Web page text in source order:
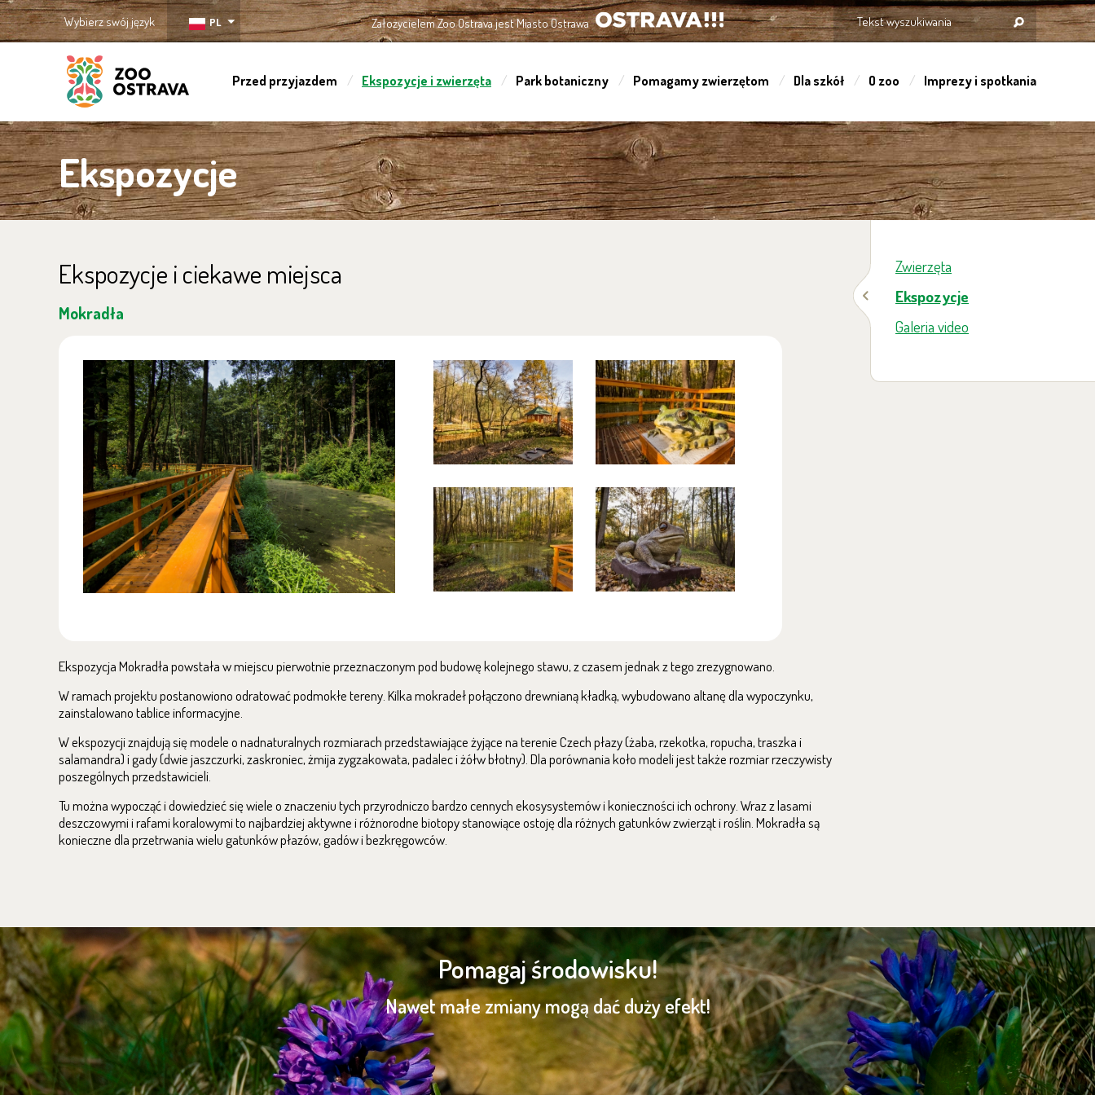
Założycielem Zoo Ostrava jest Miasto Ostrawa
OSTRAVA!!!
Wybierz swój język PL
ZOO Ostrava
Przed przyjazdem Ekspozycje i zwierzęta Park botaniczny Pomagamy zwierzętom Dla szkół O zoo Imprezy i spotkania
Ekspozycje
Ekspozycje i ciekawe miejsca
Mokradła
Ekspozycja Mokradła powstała w miejscu pierwotnie przeznaczonym pod budowę kolejnego stawu, z czasem jednak z tego zrezygnowano.
W ramach projektu postanowiono odratować podmokłe tereny. Kilka mokradeł połączono drewnianą kładką, wybudowano altanę dla wypoczynku,
zainstalowano tablice informacyjne.
W ekspozycji znajdują się modele o nadnaturalnych rozmiarach przedstawiające żyjące na terenie Czech płazy (żaba, rzekotka, ropucha, traszka i
salamandra) i gady (dwie jaszczurki, zaskroniec, żmija zygzakowata, padalec i żółw błotny). Dla porównania koło modeli jest także rozmiar rzeczywisty
poszególnych przedstawicieli.
Tu można wypocząć i dowiedzieć się wiele o znaczeniu tych przyrodniczo bardzo cennych ekosysystemów i konieczności ich ochrony. Wraz z lasami
deszczowymi i rafami koralowymi to najbardziej aktywne i różnorodne biotopy stanowiące ostoję dla różnych gatunków zwierząt i roślin. Mokradła są
konieczne dla przetrwania wielu gatunków płazów, gadów i bezkręgowców.
Zwierzęta
Ekspozycje
Galeria video
Pomagaj środowisku!
Nawet małe zmiany mogą dać duży efekt!